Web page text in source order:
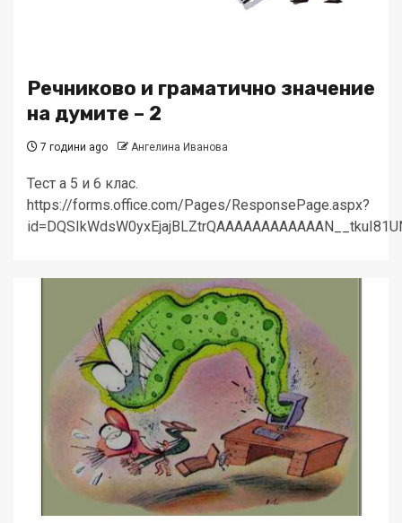
Речниково и граматично значение
на думите – 2
7 години ago Ангелина Иванова
Тест а 5 и 6 клас.
https://forms.office.com/Pages/ResponsePage.aspx?